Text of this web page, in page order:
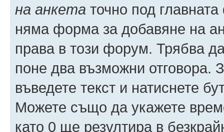
на анкета точно под
няма форма за добавяне на
права в този форум. Трябва
поне два възможни отговора.
въведете текст и натиснете
Можете също да укажете
като 0 ще резултира в